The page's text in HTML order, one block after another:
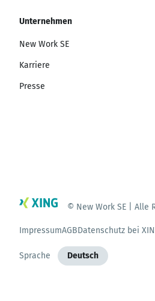
Unternehmen
New Work SE
Karriere
Presse
© New Work SE | Alle
ImpressumAGBDatenschutz bei
Sprache Deutsch